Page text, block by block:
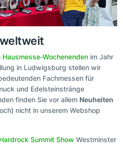
Wochenenden im Jahr
in Ludwigsburg stellen wir
Fachmessen für
und Edelsteinstränge
finden Sie vor allem Neuheiten
nicht in unserem Webshop
Hardrock Summit Show Westminster